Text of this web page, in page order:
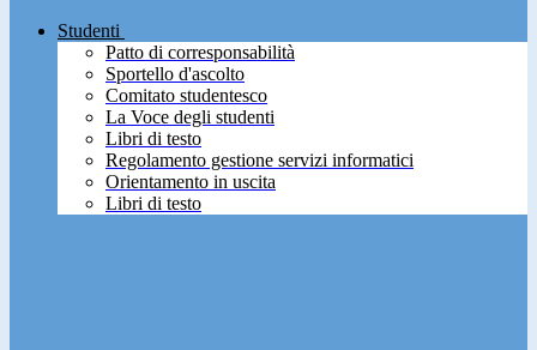
Studenti
Patto di corresponsabilità
Sportello d'ascolto
Comitato studentesco
La Voce degli studenti
Libri di testo
Regolamento gestione servizi informatici
Orientamento in uscita
Libri di testo